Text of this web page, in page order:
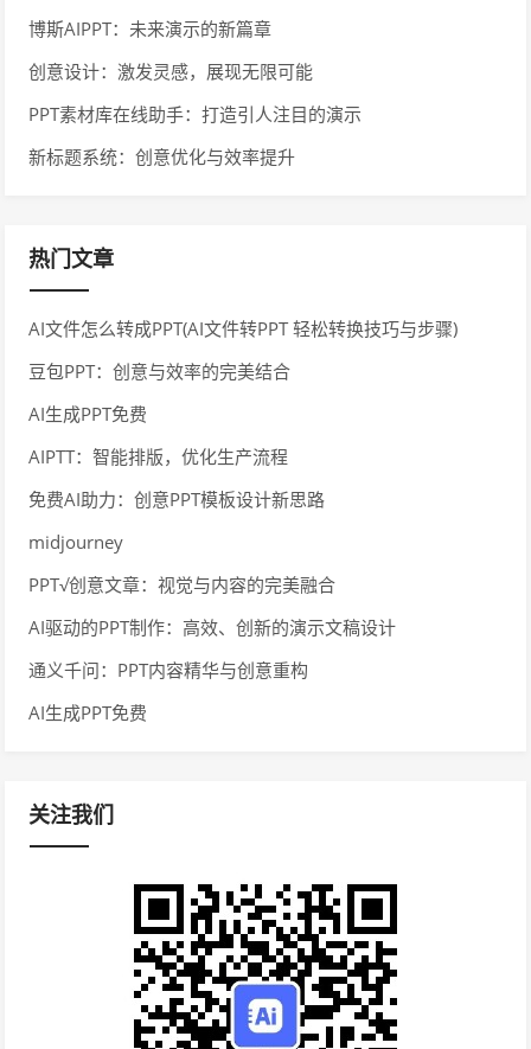
博斯AIPPT：未来演示的新篇章
创意设计：激发灵感，展现无限可能
PPT素材库在线助手：打造引人注目的演示
新标题系统：创意优化与效率提升
热门文章
AI文件怎么转成PPT(AI文件转PPT 轻松转换技巧与步骤)
豆包PPT：创意与效率的完美结合
AI生成PPT免费
AIPTT：智能排版，优化生产流程
免费AI助力：创意PPT模板设计新思路
midjourney
PPT√创意文章：视觉与内容的完美融合
AI驱动的PPT制作：高效、创新的演示文稿设计
通义千问：PPT内容精华与创意重构
AI生成PPT免费
关注我们